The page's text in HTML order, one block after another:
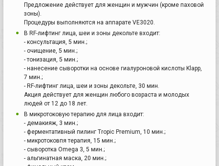
Предложение действует для женщин и мужчин (кроме паховой
зоны).
Процедуры выполняются на аппарате VE3020.
В RF-лифтинг лица, шеи и зоны декольте входит:
- консультация, 5 мин.;
- очищение, 5 мин.;
- тонизация, 5 мин.;
- нанесение сыворотки на основе гиалуроновой кислоты Klapp,
7 мин.;
- RF-лифтинг лица, шеи и зоны декольте, 30 мин.
Акция действует для женщин любого возраста и молодых
людей от 12 до 18 лет.
В микротоковую терапию для лица входит:
- демакияж, 3 мин.;
- ферментативный пилинг Tropic Premium, 10 мин.;
- микротоковпя терапия, 15 мин.;
- сыворотка Omega 3, 5 мин.;
- альгинатная маска, 20 мин.;